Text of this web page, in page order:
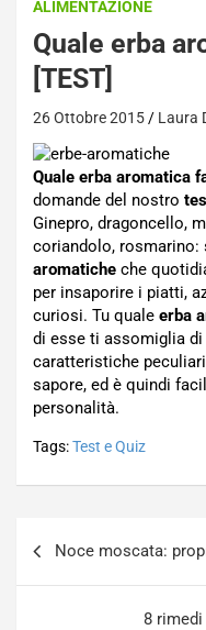
ALIMENTAZIONE
Quale erba
[TEST]
26 Ottobre 2015 Laura
Quale erba aromatica
domande del nostro
Ginepro, dragoncello,
coriandolo,
aromatiche che
per insaporire i piatti,
curiosi. Tu quale erba
di esse ti assomiglia di
caratteristiche
sapore, ed è quindi
personalità.
Tags:Test e Quiz
Noce moscata:
8